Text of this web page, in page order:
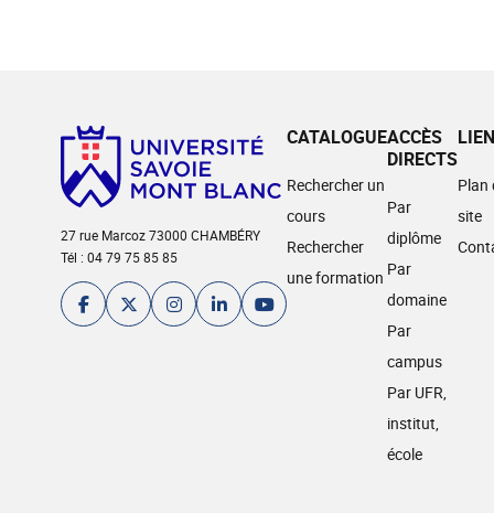
27 rue Marcoz 73000 CHAMBÉRY
Tél : 04 79 75 85 85
CATALOGUE
Rechercher un
cours
Rechercher
une formation
ACCÈS
DIRECTS
Par
diplôme
Par
domaine
Par
campus
Par UFR,
institut,
école
Plan
site